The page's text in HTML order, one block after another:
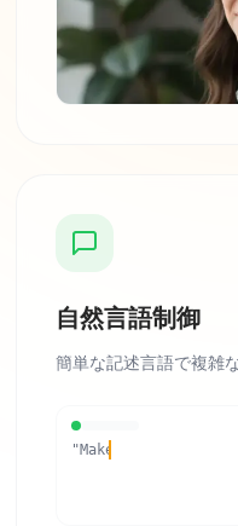
自然言語制御
簡単な記述言語で複雑
"Make it cyberpunk